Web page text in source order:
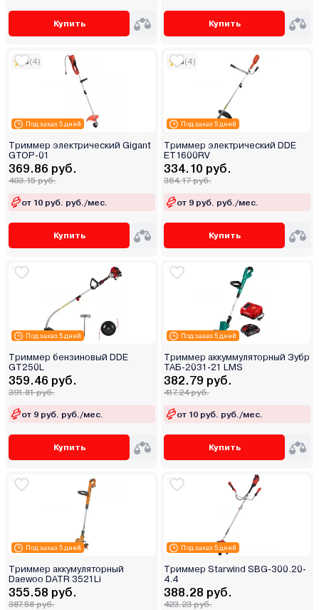
Купить Купить
Под заказ 5 дней
5(4)
Триммер электрический Gigant
GTOP-01
369.86 руб.
403.15 руб.
от 10 руб. руб./мес.
Купить
Под заказ 5 дней
5(4)
Триммер электрический DDE
ET1600RV
334.10 руб.
364.17 руб.
от 9 руб. руб./мес.
Купить
Под заказ 5 дней
Триммер бензиновый DDE
GT250L
359.46 руб.
391.81 руб.
от 9 руб. руб./мес.
Купить
Под заказ 5 дней
Триммер аккуммуляторный Зубр
ТАБ-2031-21 LMS
382.79 руб.
417.24 руб.
от 10 руб. руб./мес.
Купить
Под заказ 5 дней
Триммер аккумуляторный
Daewoo DATR 3521Li
355.58 руб.
387.58 руб.
Под заказ 5 дней
Триммер Starwind SBG-300.20-
4.4
388.28 руб.
423.23 руб.